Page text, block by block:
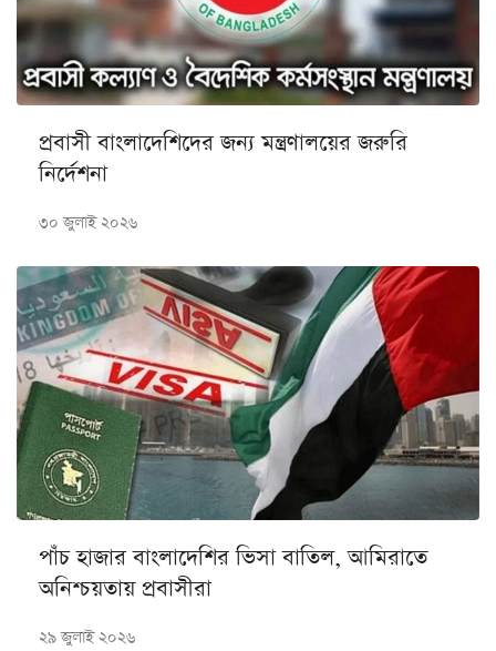
প্রবাসী বাংলাদেশিদের জন্য মন্ত্রণালয়ের জরুরি
নির্দেশনা
৩০ জুলাই ২০২৬
পাঁচ হাজার বাংলাদেশির ভিসা বাতিল, আমিরাতে
অনিশ্চয়তায় প্রবাসীরা
২৯ জুলাই ২০২৬